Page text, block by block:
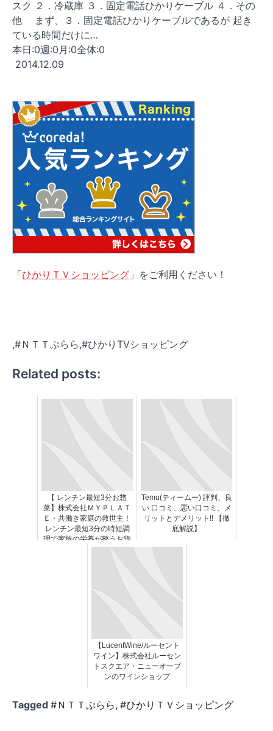
スク ２．冷蔵庫 ３．固定電話ひかりケーブル ４．その
他 まず、３．固定電話ひかりケーブルであるが 起き
ている時間だけに…
本日:0週:0 月:0全体:0
2014.12.09
「ひかりＴＶショッピング 」をご利用ください！
,#ＮＴＴぷらら,#ひかりTVショッピング
Related posts:
【 レンチン最短3分お惣
菜】株式会社ＭＹＰＬＡＴ
Ｅ・共働き家庭の救世主！
レンチン最短3分の時短調
理で家族の栄養が整うお惣
Temu(ティームー) 評判、良
い 口コミ、悪い口コミ、メ
リットとデメリット!! 【徹
底解説】
【LucentWine/ルーセント
ワイン】株式会社ルーセン
トスクエア・ニューオープ
ンのワインショップ
Tagged #ＮＴＴぷらら, #ひかりＴＶショッピング